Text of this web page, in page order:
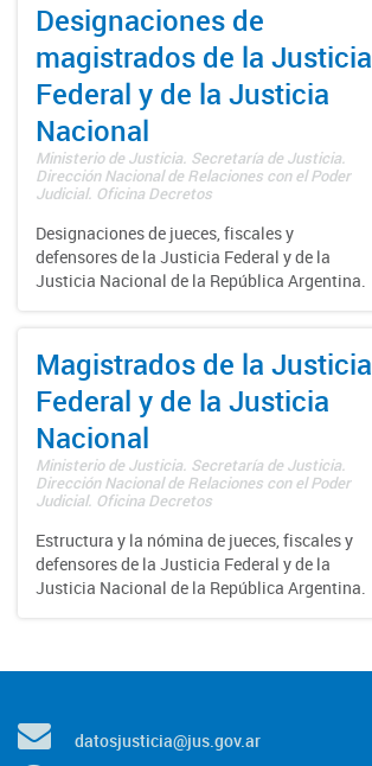
Designaciones de
magistrados de la Justicia
Federal y de la Justicia
Nacional
Ministerio de Justicia. Secretaría de Justicia.
Dirección Nacional de Relaciones con el Poder
Judicial. Oficina Decretos
Designaciones de jueces, fiscales y
defensores de la Justicia Federal y de la
Justicia Nacional de la República Argentina.
Magistrados de la Justicia
Federal y de la Justicia
Nacional
Ministerio de Justicia. Secretaría de Justicia.
Dirección Nacional de Relaciones con el Poder
Judicial. Oficina Decretos
Estructura y la nómina de jueces, fiscales y
defensores de la Justicia Federal y de la
Justicia Nacional de la República Argentina.
datosjusticia@jus.gov.ar